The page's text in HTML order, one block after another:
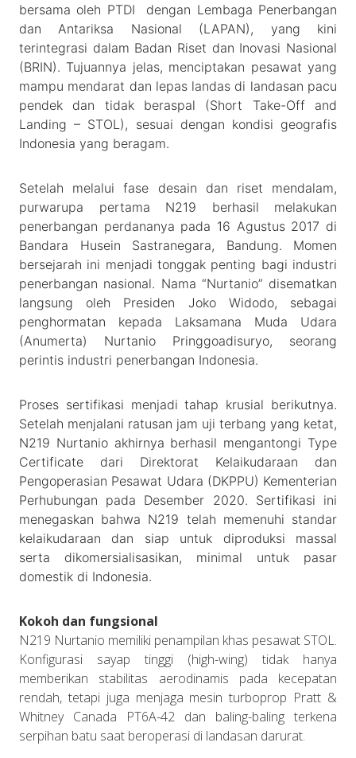
bersama oleh PTDI dengan Lembaga Penerbangan
dan Antariksa Nasional (LAPAN), yang kini
terintegrasi dalam Badan Riset dan Inovasi Nasional
(BRIN). Tujuannya jelas, menciptakan pesawat yang
mampu mendarat dan lepas landas di landasan pacu
pendek dan tidak beraspal (Short Take-Off and
Landing – STOL), sesuai dengan kondisi geografis
Indonesia yang beragam.
Setelah melalui fase desain dan riset mendalam,
purwarupa pertama N219 berhasil melakukan
penerbangan perdananya pada 16 Agustus 2017 di
Bandara Husein Sastranegara, Bandung. Momen
bersejarah ini menjadi tonggak penting bagi industri
penerbangan nasional. Nama “Nurtanio” disematkan
langsung oleh Presiden Joko Widodo, sebagai
penghormatan kepada Laksamana Muda Udara
(Anumerta) Nurtanio Pringgoadisuryo, seorang
perintis industri penerbangan Indonesia.
Proses sertifikasi menjadi tahap krusial berikutnya.
Setelah menjalani ratusan jam uji terbang yang ketat,
N219 Nurtanio akhirnya berhasil mengantongi Type
Certificate dari Direktorat Kelaikudaraan dan
Pengoperasian Pesawat Udara (DKPPU) Kementerian
Perhubungan pada Desember 2020. Sertifikasi ini
menegaskan bahwa N219 telah memenuhi standar
kelaikudaraan dan siap untuk diproduksi massal
serta dikomersialisasikan, minimal untuk pasar
domestik di Indonesia.
Kokoh dan fungsional
N219 Nurtanio memiliki penampilan khas pesawat STOL.
Konfigurasi sayap tinggi (high-wing) tidak hanya
memberikan stabilitas aerodinamis pada kecepatan
rendah, tetapi juga menjaga mesin turboprop Pratt &
Whitney Canada PT6A-42 dan baling-baling terkena
serpihan batu saat beroperasi di landasan darurat.